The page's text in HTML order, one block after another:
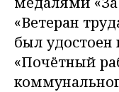
«Ветеран
был удостоен
«Почётный